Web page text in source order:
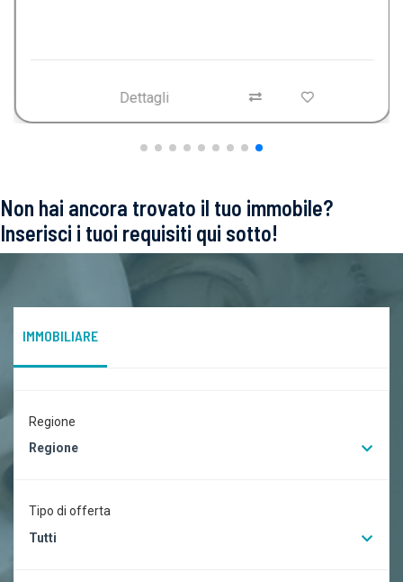
Dettagli
Non hai ancora trovato il tuo immobile?
Inserisci i tuoi requisiti qui sotto!
IMMOBILIARE
Regione
Regione
Tipo di offerta
Tutti